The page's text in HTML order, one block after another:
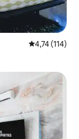
4,74 av 5 i
4,74 (114)